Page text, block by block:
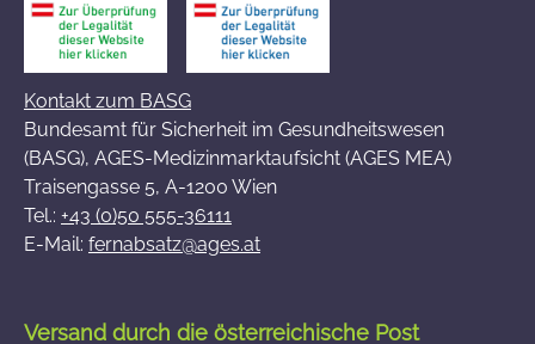
Kontakt zum BASG
Bundesamt für Sicherheit im Gesundheitswesen
(BASG), AGES-Medizinmarktaufsicht (AGES MEA)
Traisengasse 5, A-1200 Wien
Tel.: +43 (0)50 555-36111
E-Mail: fernabsatz@ages.at
Versand durch die österreichische Post